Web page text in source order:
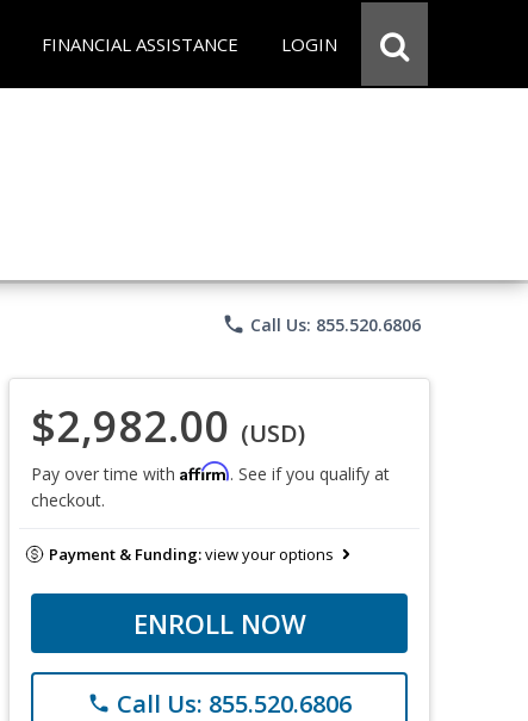
FINANCIAL ASSISTANCE LOGIN
phone Call Us: 855.520.6806
$2,982.00 (USD)
Pay over time with Affirm. See if you qualify at
checkout.
Payment & Funding:view your options
ENROLL NOW
phone Call Us: 855.520.6806